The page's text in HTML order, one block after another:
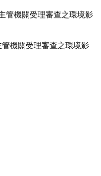
管機關受理審查之環境影
管機關受理審查之環境影